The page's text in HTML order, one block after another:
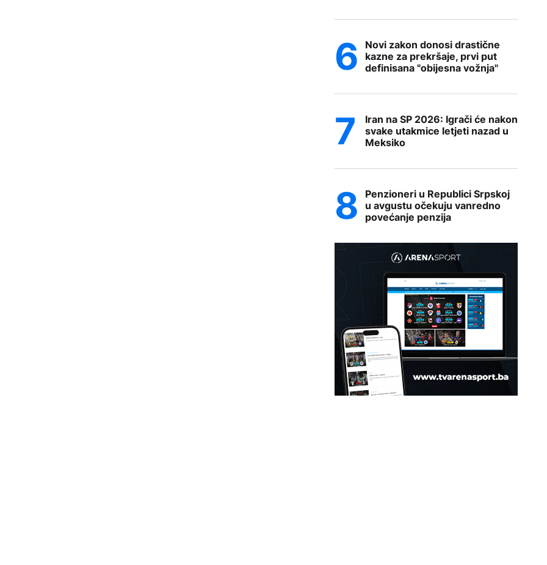
Novi zakon donosi drastične
kazne za prekršaje, prvi put
definisana "obijesna vožnja"
Iran na SP 2026: Igrači će nakon
svake utakmice letjeti nazad u
Meksiko
Penzioneri u Republici Srpskoj
u avgustu očekuju vanredno
povećanje penzija